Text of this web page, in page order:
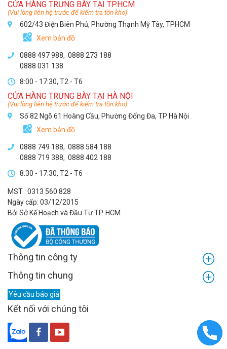
CỬA HÀNG TRƯNG BÀY TẠI TP.HCM
(Vui lòng liên hệ trước để kiểm tra tồn kho)
602/43 Điện Biên Phủ, Phường Thạnh Mỹ Tây, TPHCM
Xem bản đồ
0888 497 988, 0888 273 188
0888 031 138
8:00 - 17:30, T2 - T6
CỬA HÀNG TRƯNG BÀY TẠI HÀ NỘI
(Vui lòng liên hệ trước để kiểm tra tồn kho)
Số 82 Ngõ 61 Hoàng Cầu, Phường Đống Đa, TP Hà Nội
Xem bản đồ
0888 749 188, 0888 584 188
0888 719 388, 0888 402 188
8:30 - 17:30, T2 - T6
MST : 0313 560 828
Ngày cấp: 03/12/2015
Bởi Sở Kế Hoạch và Đầu Tư TP. HCM
Thông tin công ty
Thông tin chung
Yêu cầu báo giá
Kết nối với chúng tôi